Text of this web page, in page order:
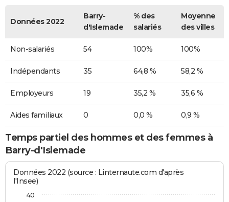
Données 2022
Barry-
d'Islemade
% des
salariés
Moyenne
des villes
Non-salariés 54 100% 100%
Indépendants 35 64,8 % 58,2 %
Employeurs 19 35,2 % 35,6 %
Aides familiaux 0 0,0 % 0,9 %
Temps partiel des hommes et des femmes à
Barry-d'Islemade
Données 2022 (source : Linternaute.com d'après
l'Insee)
40